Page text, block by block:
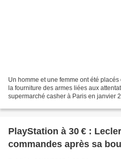
Un homme et une femme ont été
la fourniture des armes liées aux
supermarché casher à Paris en janvier
PlayStation à 30 € :
commandes après sa